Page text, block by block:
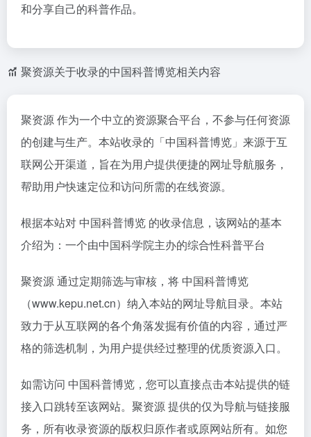
和分享自己的科普作品。
聚资源关于收录的中国科普博览相关内容
聚资源 作为一个中立的资源聚合平台，不参与任何资源
的创建与生产。本站收录的「中国科普博览」来源于互
联网公开渠道，旨在为用户提供便捷的网址导航服务，
帮助用户快速定位和访问所需的在线资源。
根据本站对 中国科普博览 的收录信息，该网站的基本
介绍为：一个由中国科学院主办的综合性科普平台
聚资源 通过定期筛选与审核，将 中国科普博览
（www.kepu.net.cn）纳入本站的网址导航目录。本站
致力于从互联网的各个角落发掘有价值的内容，通过严
格的筛选机制，为用户提供经过整理的优质资源入口。
如需访问 中国科普博览，您可以直接点击本站提供的链
接入口跳转至该网站。聚资源 提供的仅为导航与链接服
务，所有收录资源的版权归原作者或原网站所有。如您